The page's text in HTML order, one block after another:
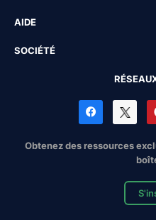
AIDE
SOCIÉTÉ
Obtenez des ressources